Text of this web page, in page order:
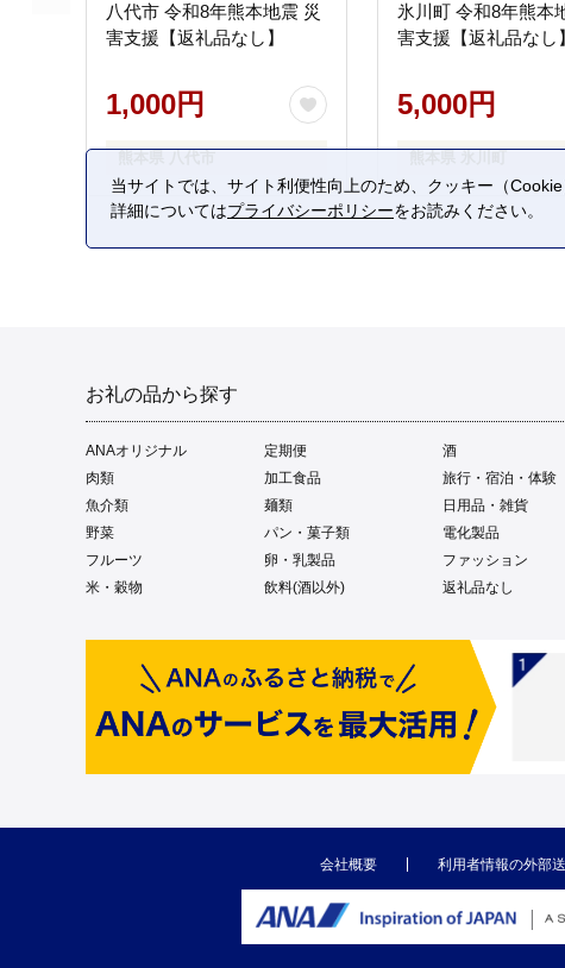
八代市 令和8年熊本地震 災
害支援【返礼品なし】
1,000円
氷川町 令和8年熊本
害支援【返礼品なし】
5,000円
お礼の品から探す
ANAオリジナル 定期便
酒
肉類
加工食品
旅行・宿泊・体験
魚介類
麺類
日用品・雑貨
野菜
パン・菓子類
電化製品
フルーツ
卵・乳製品
ファッション
米・穀物
飲料(酒以外) 返礼品なし
会社概要 利用者情報の外部
当サイトでは、サイト利便性向上のため、クッキー（
詳細についてはプライバシーポリシーをお読みください。